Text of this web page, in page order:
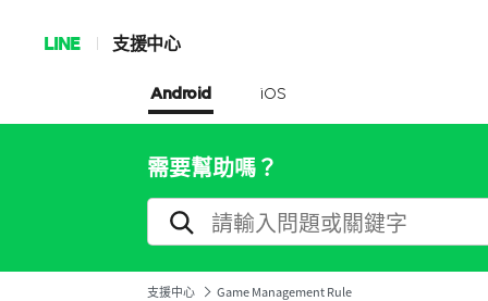
LINE 支援中心
Android iOS
需要幫助嗎？
支援中心 Game Management Rule